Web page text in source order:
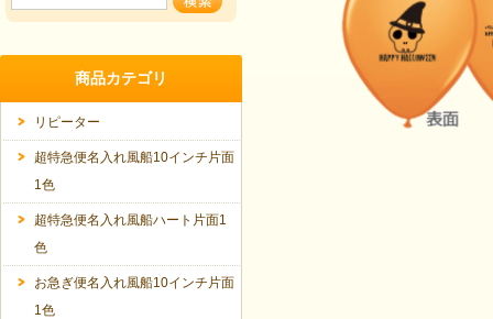
商品カテゴリ
リピーター
超特急便名入れ風船10インチ片面
1色
超特急便名入れ風船ハート片面1
色
お急ぎ便名入れ風船10インチ片面
1色